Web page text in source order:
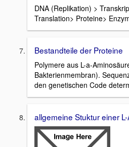
DNA (Replikation) >
Translation> Proteine>
Bestandteile der Proteine
Polymere aus L-a-
Bakterienmembran).
den genetischen Code
allgemeine Stuktur einer